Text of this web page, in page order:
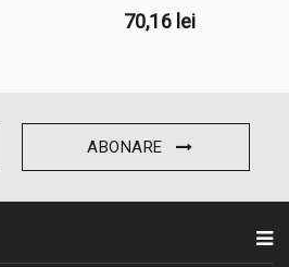
70,16 lei
ABONARE